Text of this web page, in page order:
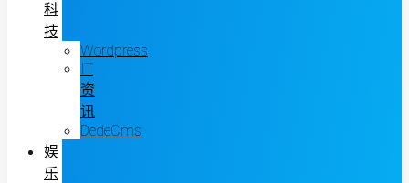
科
技
Wordpress
IT
资
讯
DedeCms
娱
乐